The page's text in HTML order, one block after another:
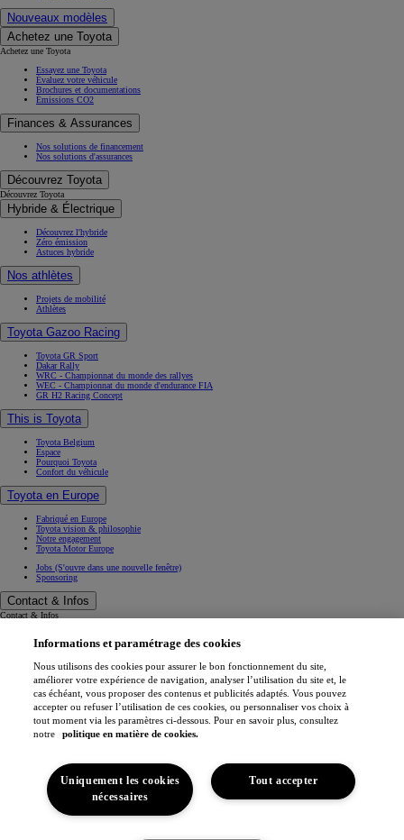
Nouveaux modèles
Achetez une Toyota
Achetez une Toyota
Essayez une Toyota
Évaluez votre véhicule
Brochures et documentations
Émissions CO2
Finances & Assurances
Nos solutions de financement
Nos solutions d'assurances
Découvrez Toyota
Découvrez Toyota
Hybride & Électrique
Découvrez l'hybride
Zéro émission
Astuces hybride
Nos athlètes
Projets de mobilité
Athlètes
Toyota Gazoo Racing
Toyota GR Sport
Dakar Rally
WRC - Championnat du monde des rallyes
WEC - Championnat du monde d'endurance FIA
GR H2 Racing Concept
This is Toyota
Toyota Belgium
Espace
Pourquoi Toyota
Confort du véhicule
Toyota en Europe
Fabriqué en Europe
Toyota vision & philosophie
Notre engagement
Toyota Motor Europe
Jobs (S'ouvre dans une nouvelle fenêtre)
Sponsoring
Contact & Infos
Contact & Infos
Rendez-vous entretien
Contactez-nous
Support (FAQ)
Mentions légales
Vie privée
Data sharing
Cookies
Accessibilité
Application My Toyota
(S'ouvre dans une nouvelle fenêtre)
(S'ouvre dans une nouvelle fenêtre)
(S'ouvre dans une nouvelle fenêtre)
(S'ouvre dans une nouvelle fenêtre)
Informations et paramétrage des cookies
Nous utilisons des cookies pour assurer le bon fonctionnement du site,
améliorer votre expérience de navigation, analyser l’utilisation du site et, le
cas échéant, vous proposer des contenus et publicités adaptés. Vous pouvez
accepter ou refuser l’utilisation de ces cookies, ou personnaliser vos choix à
tout moment via les paramètres ci-dessous. Pour en savoir plus, consultez
notre
politique en matière de cookies.
Tout accepter
Uniquement les cookies
nécessaires